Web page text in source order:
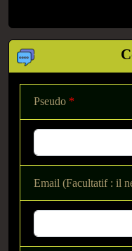
Pseudo *
Email (Facultatif : il